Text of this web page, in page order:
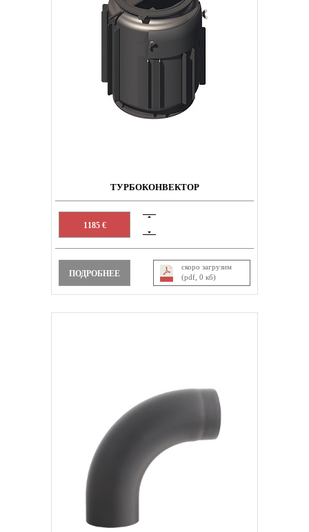
ТУРБОКОНВЕКТОР
1185 €
ПОДРОБНЕЕ
скоро загрузим
(pdf, 0 кб)